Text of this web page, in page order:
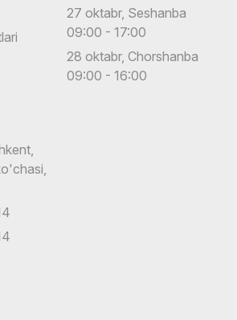
27 oktabr, Seshanba
09:00 - 17:00
28 oktabr, Chorshanba
09:00 - 16:00